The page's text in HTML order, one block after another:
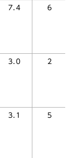
7.4 6
3.0 2
3.1 5